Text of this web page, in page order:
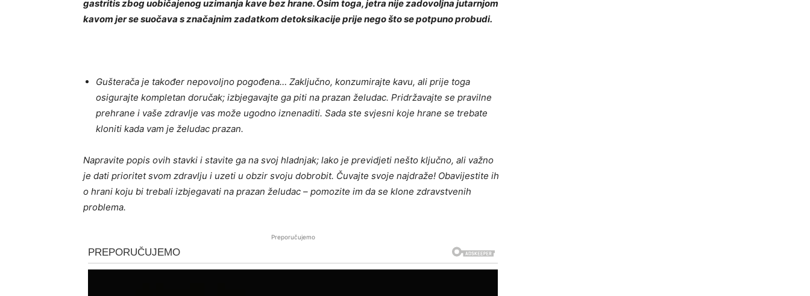
gastritis zbog uobičajenog uzimanja kave bez hrane. Osim toga, jetra nije zadovoljna jutarnjom
kavom jer se suočava s značajnim zadatkom detoksikacije prije nego što se potpuno probudi.
Gušterača je također nepovoljno pogođena… Zaključno, konzumirajte kavu, ali prije toga
osigurajte kompletan doručak; izbjegavajte ga piti na prazan želudac. Pridržavajte se pravilne
prehrane i vaše zdravlje vas može ugodno iznenaditi. Sada ste svjesni koje hrane se trebate
kloniti kada vam je želudac prazan.
Napravite popis ovih stavki i stavite ga na svoj hladnjak; lako je previdjeti nešto ključno, ali važno
je dati prioritet svom zdravlju i uzeti u obzir svoju dobrobit. Čuvajte svoje najdraže! Obavijestite ih
o hrani koju bi trebali izbjegavati na prazan želudac – pomozite im da se klone zdravstvenih
problema.
Preporučujemo